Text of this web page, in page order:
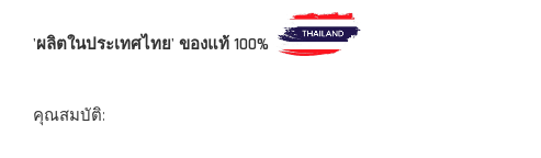
'ผลิตในประเทศไทย' ของแท้ 100%
คุณสมบัติ: